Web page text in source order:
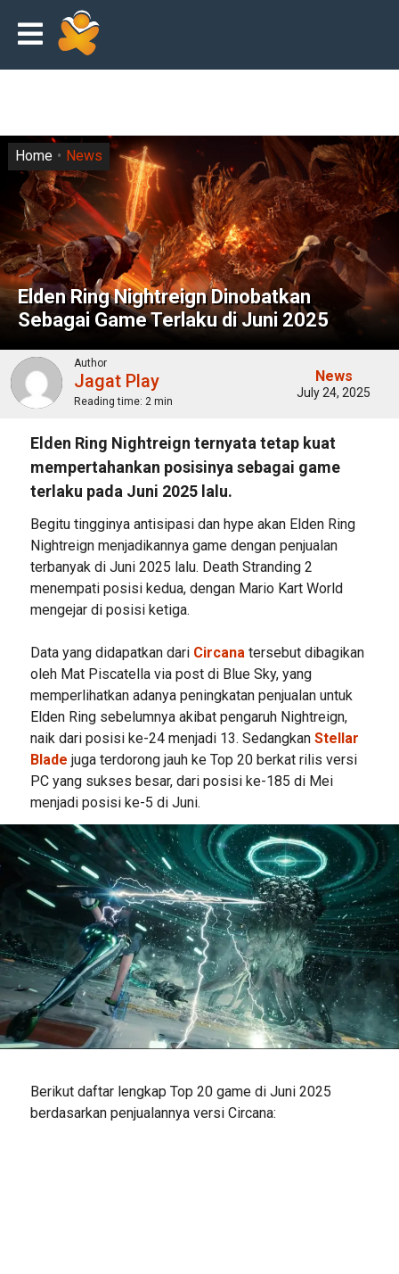
Elden Ring Nightreign Dinobatkan
Sebagai Game Terlaku di Juni 2025
Home News
Author
Jagat Play
Reading time: 2 min
News
July 24, 2025
Elden Ring Nightreign ternyata tetap kuat
mempertahankan posisinya sebagai game
terlaku pada Juni 2025 lalu.
Begitu tingginya antisipasi dan hype akan Elden Ring
Nightreign menjadikannya game dengan penjualan
terbanyak di Juni 2025 lalu. Death Stranding 2
menempati posisi kedua, dengan Mario Kart World
mengejar di posisi ketiga.
Data yang didapatkan dari Circanatersebut dibagikan
oleh Mat Piscatella via post di Blue Sky, yang
memperlihatkan adanya peningkatan penjualan untuk
Elden Ring sebelumnya akibat pengaruh Nightreign,
naik dari posisi ke-24 menjadi 13. Sedangkan Stellar
Blade juga terdorong jauh ke Top 20 berkat rilis versi
PC yang sukses besar, dari posisi ke-185 di Mei
menjadi posisi ke-5 di Juni.
Berikut daftar lengkap Top 20 game di Juni 2025
berdasarkan penjualannya versi Circana: